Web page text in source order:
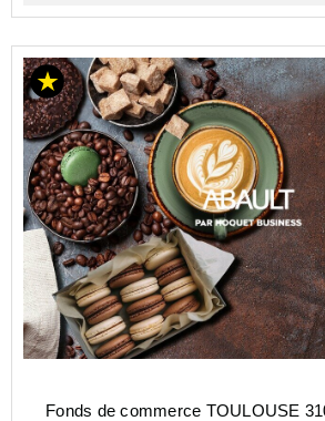
Fonds de commerce TOULOUSE